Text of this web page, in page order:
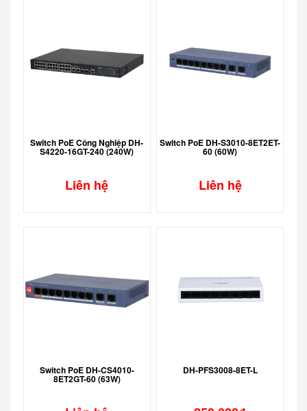
Switch PoE Công Nghiệp DH-
S4220-16GT-240 (240W)
Liên hệ
Switch PoE DH-S3010-8ET2ET-
60 (60W)
Liên hệ
Switch PoE DH-CS4010-
8ET2GT-60 (63W)
DH-PFS3008-8ET-L